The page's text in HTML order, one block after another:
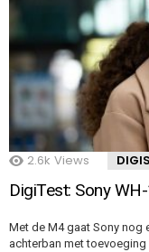
2.6k Views
DigiTest: Sony
Met de M4 gaat Sony nog
achterban met